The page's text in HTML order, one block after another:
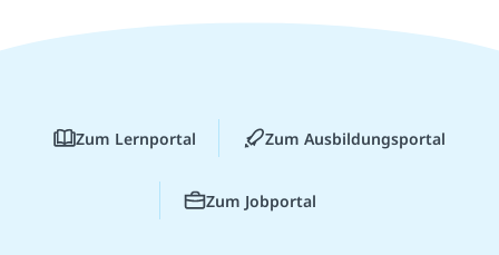
Zum Lernportal Zum Ausbildungsportal
Zum Jobportal